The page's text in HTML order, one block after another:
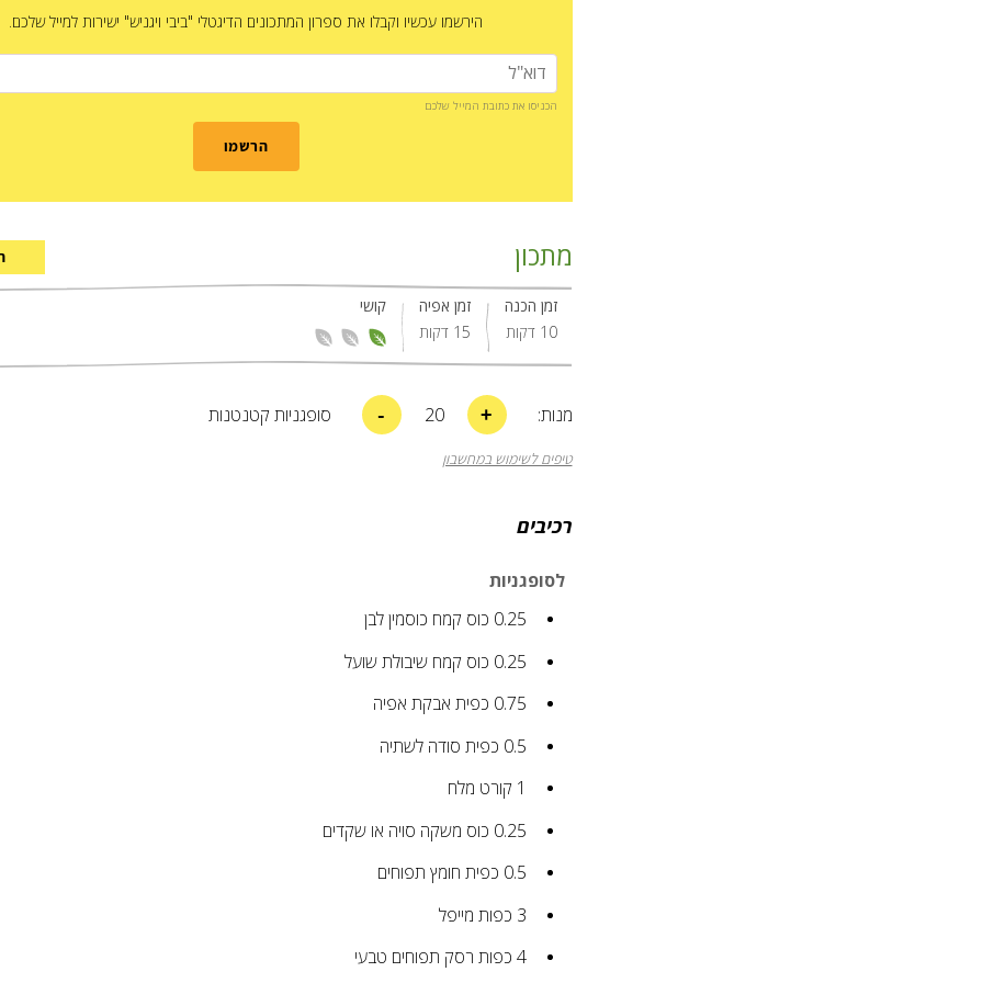
הירשמו עכשיו וקבלו את ספרון המתכונים הדיגטלי "ביבי ויגניש" ישירות למייל שלכם.
הכניסו את כתובת המייל שלכם
הרשמו
מתכון
זמן הכנה
10 דקות
זמן אפיה
15 דקות
קושי
מנות: +
20
- סופגניות קטנטנות
טיפים לשימוש במחשבון
רכיבים
לסופגניות
0.25 כוסקמח כוסמין לבן
0.25 כוסקמח שיבולת שועל
0.75 כפית אבקת אפיה
0.5 כפית סודה לשתיה
1 קורט מלח
0.25 כוס משקה סויה או שקדים
0.5 כפית חומץ תפוחים
3 כפות מייפל
4 כפות רסק תפוחים טבעי